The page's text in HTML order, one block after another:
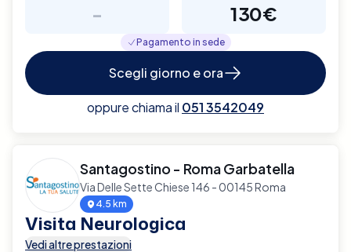
- 130€
Pagamento in sede
Scegli giorno e ora
oppure chiama il 051 3542049
Santagostino - Roma Garbatella
Via Delle Sette Chiese 146 - 00145 Roma
4.5 km
Visita Neurologica
Vedi altre prestazioni